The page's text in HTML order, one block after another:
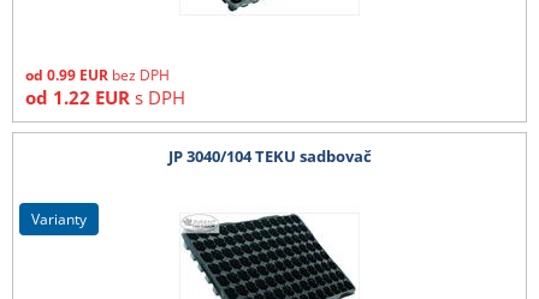
od 0.99 EUR bez DPH
od 1.22 EUR s DPH
JP 3040/104 TEKU sadbovač
varianty